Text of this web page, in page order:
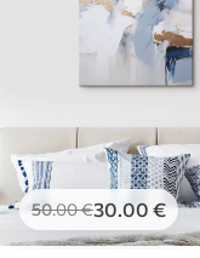
50.00€30.00 €